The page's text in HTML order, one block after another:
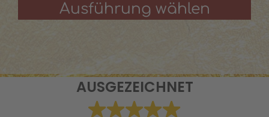
Ausführung wählen
AUSGEZEICHNET